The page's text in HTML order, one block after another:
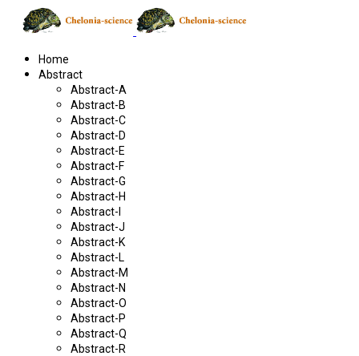
Home
Abstract
Abstract-A
Abstract-B
Abstract-C
Abstract-D
Abstract-E
Abstract-F
Abstract-G
Abstract-H
Abstract-I
Abstract-J
Abstract-K
Abstract-L
Abstract-M
Abstract-N
Abstract-O
Abstract-P
Abstract-Q
Abstract-R